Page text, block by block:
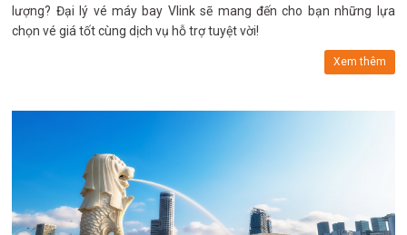
lượng? Đại lý vé máy bay Vlink sẽ mang đến cho bạn những lựa
chọn vé giá tốt cùng dịch vụ hỗ trợ tuyệt vời!
Xem thêm